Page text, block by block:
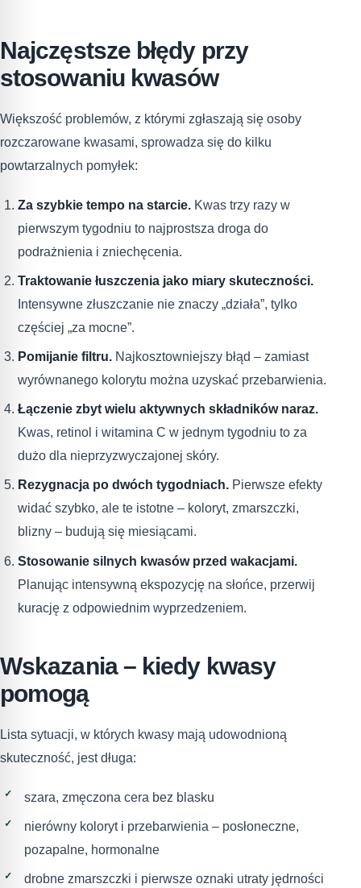
Najczęstsze błędy przy
stosowaniu kwasów
Większość problemów, z którymi zgłaszają się osoby
rozczarowane kwasami, sprowadza się do kilku
powtarzalnych pomyłek:
Za szybkie tempo na starcie.Kwas trzy razy w
pierwszym tygodniu to najprostsza droga do
podrażnienia i zniechęcenia.
Traktowanie łuszczenia jako miary skuteczności.
Intensywne złuszczanie nie znaczy „działa”, tylko
częściej „za mocne”.
Pomijanie filtru.Najkosztowniejszy błąd – zamiast
wyrównanego kolorytu można uzyskać przebarwienia.
Łączenie zbyt wielu aktywnych składników naraz.
Kwas, retinol i witamina C w jednym tygodniu to za
dużo dla nieprzyzwyczajonej skóry.
Rezygnacja po dwóch tygodniach.Pierwsze efekty
widać szybko, ale te istotne – koloryt, zmarszczki,
blizny – budują się miesiącami.
Stosowanie silnych kwasów przed wakacjami.
Planując intensywną ekspozycję na słońce, przerwij
kurację z odpowiednim wyprzedzeniem.
Wskazania – kiedy kwasy
pomogą
Lista sytuacji, w których kwasy mają udowodnioną
skuteczność, jest długa:
szara, zmęczona cera bez blasku
nierówny koloryt i przebarwienia – posłoneczne,
pozapalne, hormonalne
drobne zmarszczki i pierwsze oznaki utraty jędrności